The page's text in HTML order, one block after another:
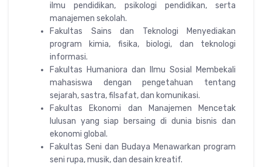
ilmu pendidikan, psikologi pendidikan, serta
manajemen sekolah.
Fakultas Sains dan Teknologi Menyediakan
program kimia, fisika, biologi, dan teknologi
informasi.
Fakultas Humaniora dan Ilmu Sosial Membekali
mahasiswa dengan pengetahuan tentang
sejarah, sastra, filsafat, dan komunikasi.
Fakultas Ekonomi dan Manajemen Mencetak
lulusan yang siap bersaing di dunia bisnis dan
ekonomi global.
Fakultas Seni dan Budaya Menawarkan program
seni rupa, musik, dan desain kreatif.